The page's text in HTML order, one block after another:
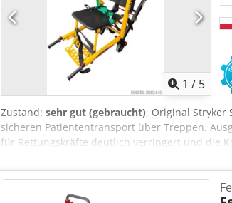
1 / 5
Zustand: sehr gut (gebraucht), Original Stryker
sicheren Patiententransport über Treppen.
für Rettungskräfte deutlich verringert und die
Aluminiumkonstruktion, hohe Tragfähigkeit
klappbare Elemente für einfachen Transport
befindet sich optisch in sehr gutem Zustand –